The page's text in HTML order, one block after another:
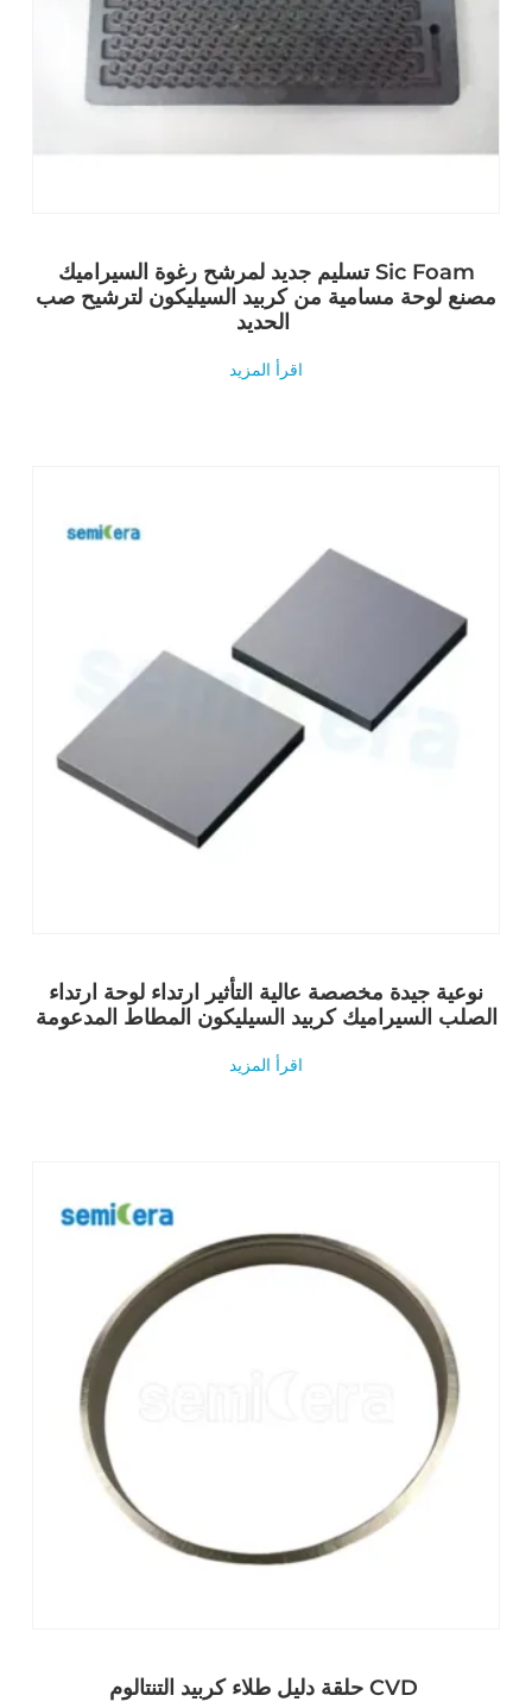
تسليم جديد لمرشح رغوة السيراميك Sic Foam
مصنع لوحة مسامية من كربيد السيليكون لترشيح صب
اقرأ المزيد
نوعية جيدة مخصصة عالية التأثير ارتداء لوحة ارتداء
الصلب السيراميك كربيد السيليكون المطاط المدعومة
اقرأ المزيد
حلقة دليل طلاء كربيد التنتالوم CVD